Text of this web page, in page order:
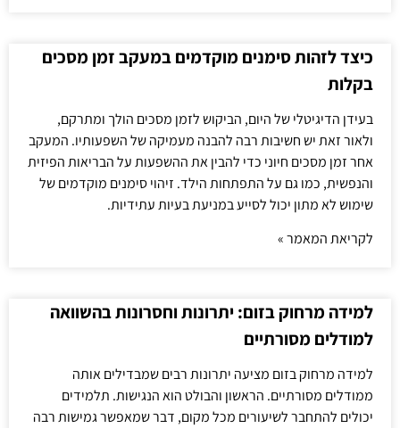
כיצד לזהות סימנים מוקדמים במעקב זמן מסכים
בקלות
בעידן הדיגיטלי של היום, הביקוש לזמן מסכים הולך ומתרקם,
ולאור זאת יש חשיבות רבה להבנה מעמיקה של השפעותיו. המעקב
אחר זמן מסכים חיוני כדי להבין את ההשפעות על הבריאות הפיזית
והנפשית, כמו גם על התפתחות הילד. זיהוי סימנים מוקדמים של
שימוש לא מתון יכול לסייע במניעת בעיות עתידיות.
לקריאת המאמר »
למידה מרחוק בזום: יתרונות וחסרונות בהשוואה
למודלים מסורתיים
למידה מרחוק בזום מציעה יתרונות רבים שמבדילים אותה
ממודלים מסורתיים. הראשון והבולט הוא הנגישות. תלמידים
יכולים להתחבר לשיעורים מכל מקום, דבר שמאפשר גמישות רבה